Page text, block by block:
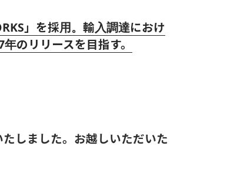
」を採用。輸入調達におけ
のリリースを目指す。
しました。お越しいただいた